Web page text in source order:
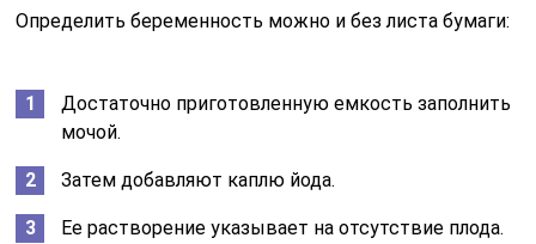
Определить беременность можно и без листа бумаги:
Достаточно приготовленную емкость заполнить
мочой.
Затем добавляют каплю йода.
Ее растворение указывает на отсутствие плода.